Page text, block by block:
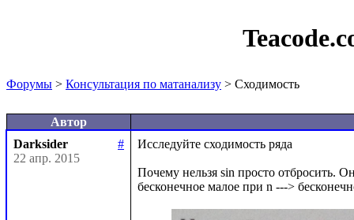
Форумы > Консультация по матанализу > Сходимость
Автор
Darksider
#
22 апр. 2015
Исследуйте сходимость ряда
Почему нельзя sin просто отбросить.